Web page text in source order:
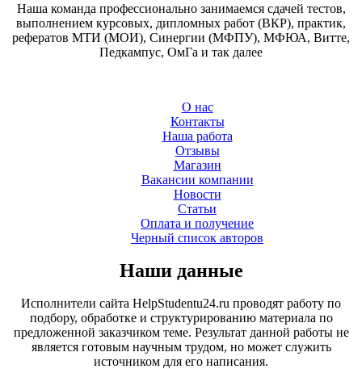
Наша команда профессионально занимаемся сдачей тестов,
выполнением курсовых, дипломных работ (ВКР), практик,
рефератов МТИ (МОИ), Синергии (МФПУ), МФЮА, Витте,
Педкампус, ОмГа и так далее
О нас
Контакты
Наша работа
Отзывы
Магазин
Вакансии компании
Новости
Статьи
Оплата и получение
Черный список авторов
Наши данные
Исполнители сайта HelpStudentu24.ru проводят работу по
подбору, обработке и структурированию материала по
предложенной заказчиком теме. Результат данной работы не
является готовым научным трудом, но может служить
источником для его написания.